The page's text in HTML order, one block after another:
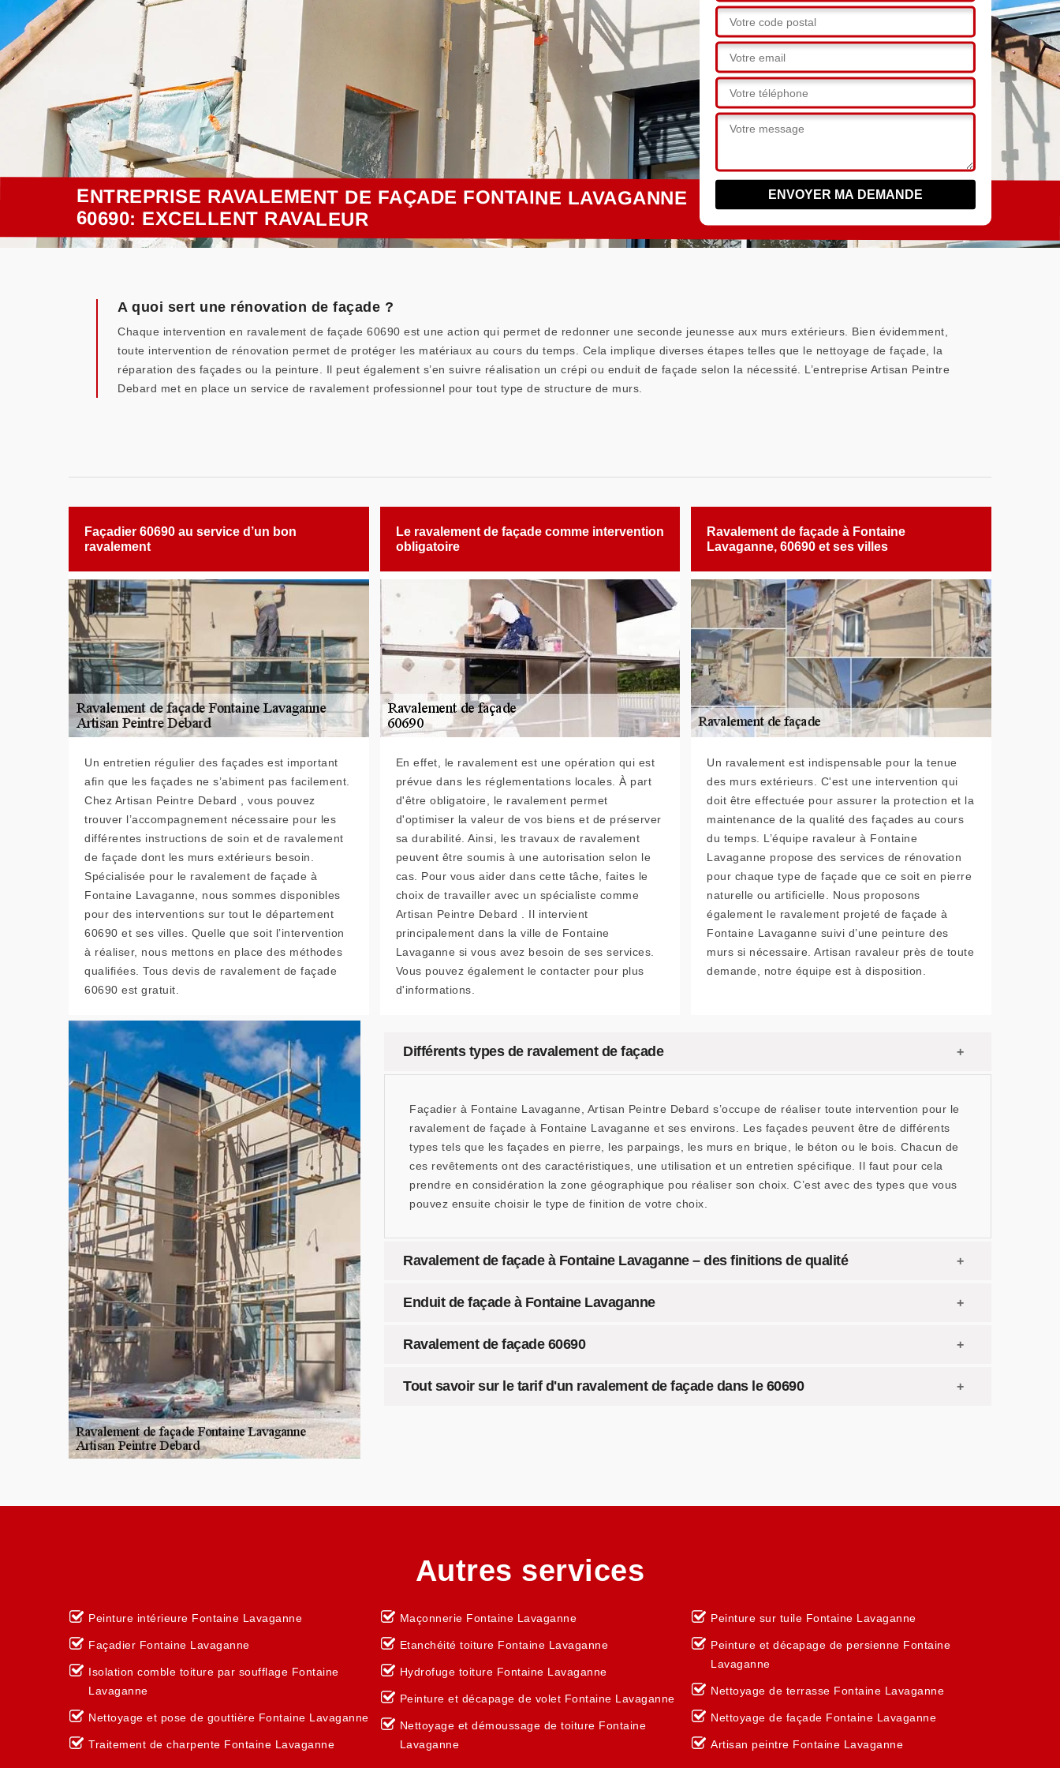
ENTREPRISE RAVALEMENT DE FAÇADE FONTAINE LAVAGANNE
60690: EXCELLENT RAVALEUR
A quoi sert une rénovation de façade ?
Chaque intervention en ravalement de façade 60690 est une action qui permet de redonner une seconde jeunesse aux murs extérieurs. Bien évidemment,
toute intervention de rénovation permet de protéger les matériaux au cours du temps. Cela implique diverses étapes telles que le nettoyage de façade, la
réparation des façades ou la peinture. Il peut également s’en suivre réalisation un crépi ou enduit de façade selon la nécessité. L’entreprise Artisan Peintre
Debard met en place un service de ravalement professionnel pour tout type de structure de murs.
Façadier 60690 au service d’un bon
ravalement
Un entretien régulier des façades est important
afin que les façades ne s’abiment pas facilement.
Chez Artisan Peintre Debard , vous pouvez
trouver l’accompagnement nécessaire pour les
différentes instructions de soin et de ravalement
de façade dont les murs extérieurs besoin.
Spécialisée pour le ravalement de façade à
Fontaine Lavaganne, nous sommes disponibles
pour des interventions sur tout le département
60690 et ses villes. Quelle que soit l’intervention
à réaliser, nous mettons en place des méthodes
qualifiées. Tous devis de ravalement de façade
60690 est gratuit.
Le ravalement de façade comme intervention
obligatoire
En effet, le ravalement est une opération qui est
prévue dans les réglementations locales. À part
d'être obligatoire, le ravalement permet
d'optimiser la valeur de vos biens et de préserver
sa durabilité. Ainsi, les travaux de ravalement
peuvent être soumis à une autorisation selon le
cas. Pour vous aider dans cette tâche, faites le
choix de travailler avec un spécialiste comme
Artisan Peintre Debard . Il intervient
principalement dans la ville de Fontaine
Lavaganne si vous avez besoin de ses services.
Vous pouvez également le contacter pour plus
d'informations.
Ravalement de façade à Fontaine
Lavaganne, 60690 et ses villes
Un ravalement est indispensable pour la tenue
des murs extérieurs. C'est une intervention qui
doit être effectuée pour assurer la protection et la
maintenance de la qualité des façades au cours
du temps. L’équipe ravaleur à Fontaine
Lavaganne propose des services de rénovation
pour chaque type de façade que ce soit en pierre
naturelle ou artificielle. Nous proposons
également le ravalement projeté de façade à
Fontaine Lavaganne suivi d’une peinture des
murs si nécessaire. Artisan ravaleur près de toute
demande, notre équipe est à disposition.
Différents types de ravalement de façade
Façadier à Fontaine Lavaganne, Artisan Peintre Debard s’occupe de réaliser toute intervention pour le
ravalement de façade à Fontaine Lavaganne et ses environs. Les façades peuvent être de différents
types tels que les façades en pierre, les parpaings, les murs en brique, le béton ou le bois. Chacun de
ces revêtements ont des caractéristiques, une utilisation et un entretien spécifique. Il faut pour cela
prendre en considération la zone géographique pou réaliser son choix. C’est avec des types que vous
pouvez ensuite choisir le type de finition de votre choix.
Ravalement de façade à Fontaine Lavaganne – des finitions de qualité
Enduit de façade à Fontaine Lavaganne
Ravalement de façade 60690
Tout savoir sur le tarif d'un ravalement de façade dans le 60690
Autres services
Peinture intérieure Fontaine Lavaganne
Façadier Fontaine Lavaganne
Isolation comble toiture par soufflage Fontaine
Lavaganne
Nettoyage et pose de gouttière Fontaine Lavaganne
Traitement de charpente Fontaine Lavaganne
Maçonnerie Fontaine Lavaganne
Etanchéité toiture Fontaine Lavaganne
Hydrofuge toiture Fontaine Lavaganne
Peinture et décapage de volet Fontaine Lavaganne
Nettoyage et démoussage de toiture Fontaine
Lavaganne
Peinture sur tuile Fontaine Lavaganne
Peinture et décapage de persienne Fontaine
Lavaganne
Nettoyage de terrasse Fontaine Lavaganne
Nettoyage de façade Fontaine Lavaganne
Artisan peintre Fontaine Lavaganne